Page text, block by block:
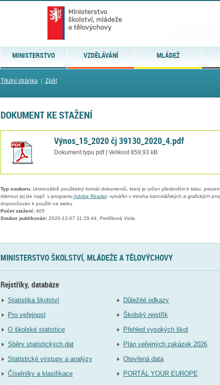
MINISTERSTVO VZDĚLÁVÁNÍ MLÁDEŽ
Titulní stránka| Zpět
DOKUMENT KE STAŽENÍ
Výnos_15_2020 čj 39130_2020_4.pdf
Dokument typu pdf | Velikost 859,93 kB
Typ souboru:Univerzálně použitelný formát dokumentů, který je určen především k tisku,
tisknout jej lze např. v programu Adobe Reader, vytvářet v mnoha kancelářských a grafických
doporučován k použití na webu.
Počet stažení:405
Soubor publikován:2020-12-07 11:29:44, Petrlíková Viola
MINISTERSTVO ŠKOLSTVÍ, MLÁDEŽE A TĚLOVÝCHOVY
Rejstříky, databáze
Statistika školství
Pro veřejnost
O školské statistice
Sběry statistických dat
Statistické výstupy a analýzy
Číselníky a klasifikace
Důležité odkazy
Školský rejstřík
Přehled vysokých škol
Plán veřejných zakázek 2026
Otevřená data
PORTÁL YOUR EUROPE